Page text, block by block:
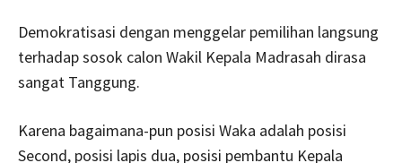
Demokratisasi dengan menggelar pemilihan langsung
terhadap sosok calon Wakil Kepala Madrasah dirasa
sangat Tanggung.
Karena bagaimana-pun posisi Waka adalah posisi
Second, posisi lapis dua, posisi pembantu Kepala